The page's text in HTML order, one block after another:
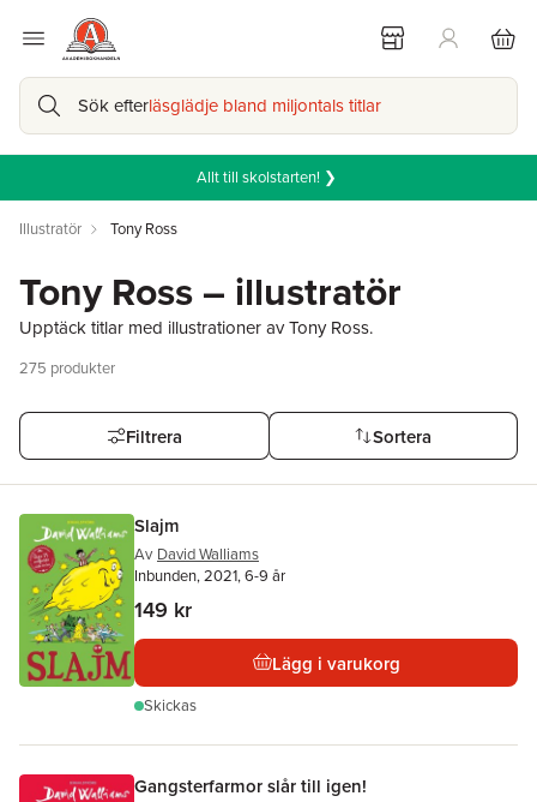
Sök efterläsglädje bland miljontals titlar
Allt till skolstarten! ❯
Illustratör Tony Ross
Tony Ross – illustratör
Upptäck titlar med illustrationer av Tony Ross.
275 produkter
Filtrera Sortera
Slajm
Av David Walliams
Inbunden, 2021, 6-9 år
149 kr
Lägg i varukorg
Skickas
Gangsterfarmor slår till igen!